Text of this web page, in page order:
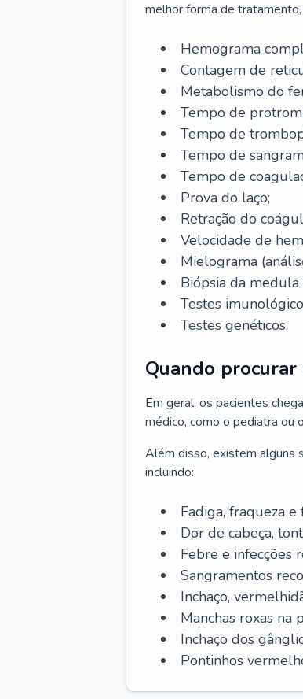
melhor forma de tratamento,
Hemograma
Contagem de
Metabolismo do
Tempo de
Tempo de
Tempo de
Tempo de
Prova do laço;
Retração do
Velocidade de
Mielograma
Biópsia da medula
Testes
Testes genéticos.
Quando
Em geral, os pacientes
médico, como o pediatra ou
Além disso, existem alguns
incluindo:
Fadiga, fraqueza e
Dor de cabeça,
Febre e infecções
Sangramentos
Inchaço,
Manchas roxas na
Inchaço dos
Pontinhos